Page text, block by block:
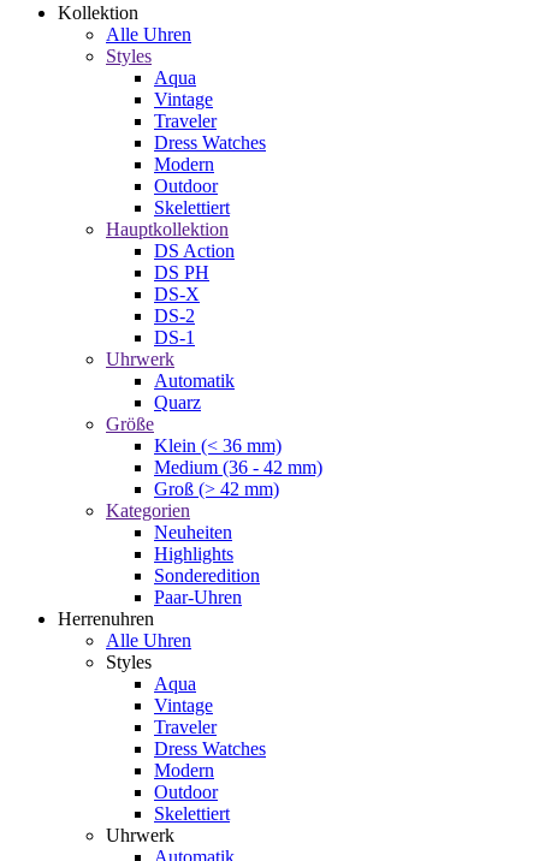
Kollektion
Alle Uhren
Styles
Aqua
Vintage
Traveler
Dress Watches
Modern
Outdoor
Skelettiert
Hauptkollektion
DS Action
DS PH
DS-X
DS-2
DS-1
Uhrwerk
Automatik
Quarz
Größe
Klein (< 36 mm)
Medium (36 - 42 mm)
Groß (> 42 mm)
Kategorien
Neuheiten
Highlights
Sonderedition
Paar-Uhren
Herrenuhren
Alle Uhren
Styles
Aqua
Vintage
Traveler
Dress Watches
Modern
Outdoor
Skelettiert
Uhrwerk
Automatik